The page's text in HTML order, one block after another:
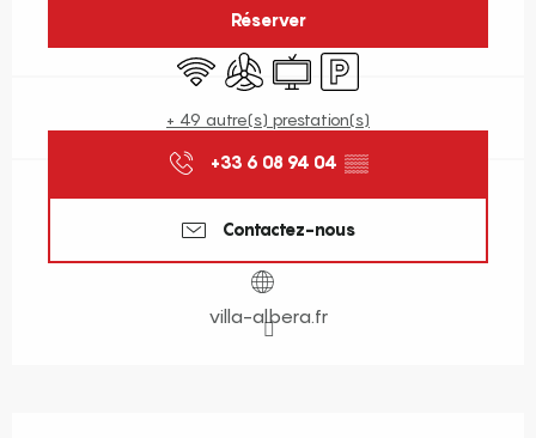
Réserver
WiFi Air conditionné
Télévision
Parking
+ 49 autre(s) prestation(s)
+33 6 08 94 04 ▒▒
Contactez-nous
villa-albera.fr